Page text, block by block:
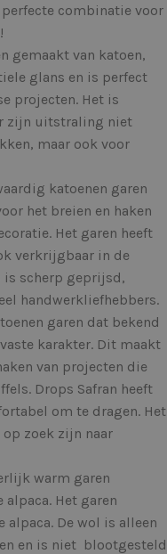
combinatie voor
gemaakt van katoen,
glans en is perfect
projecten. Het is
zijn uitstraling niet
maar ook voor
katoenen garen
het breien en haken
Het garen heeft
verkrijgbaar in de
is scherp geprijsd,
handwerkliefhebbers.
garen dat bekend
karakter. Dit maakt
van projecten die
Drops Safran heeft
om te dragen. Het
zoek zijn naar
warm garen
Het garen
De wol is alleen
en is niet blootgesteld